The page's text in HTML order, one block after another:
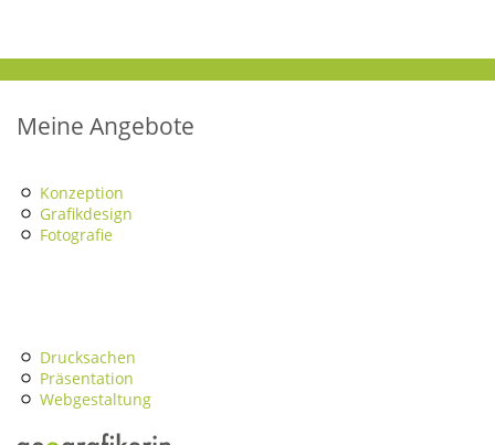
Meine Angebote
Konzeption
Grafikdesign
Fotografie
Drucksachen
Präsentation
Webgestaltung